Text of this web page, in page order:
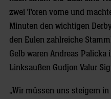
zwei Toren vorne und
Minuten den wichtigen
den Eulen zahlreiche
Gelb waren Andreas Palicka
Linksaußen Gudjon Valur
„Wir müssen uns steigern